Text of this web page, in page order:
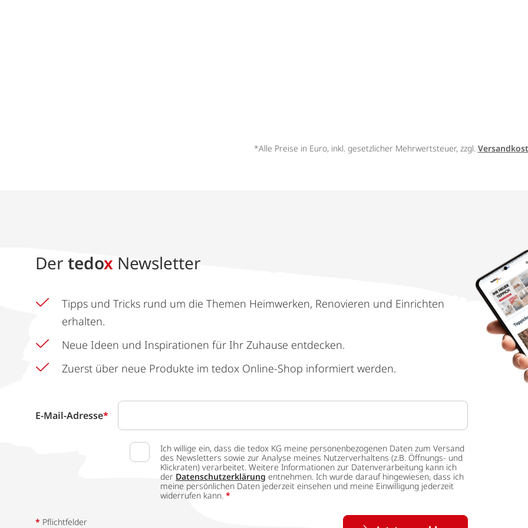
*Alle Preise in Euro, inkl. gesetzlicher Mehrwertsteuer, zzgl.
Der tedox Newsletter
Tipps und Tricks rund um die Themen Heimwerken, Renovieren und Einrichten
erhalten.
Neue Ideen und Inspirationen für Ihr Zuhause entdecken.
Zuerst über neue Produkte im tedox Online-Shop informiert werden.
E-Mail-Adresse*
Ich willige ein, dass die tedox KG meine personenbezogenen Daten zum Versand
des Newsletters sowie zur Analyse meines Nutzerverhaltens (z.B. Öffnungs- und
Klickraten) verarbeitet. Weitere Informationen zur Datenverarbeitung kann ich
der Datenschutzerklärung entnehmen. Ich wurde darauf hingewiesen, dass ich
meine persönlichen Daten jederzeit einsehen und meine Einwilligung jederzeit
widerrufen kann. *
* Pflichtfelder